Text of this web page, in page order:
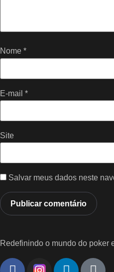
Nome *
E-mail *
Site
Salvar meus dados neste
Redefinindo o mundo do poker